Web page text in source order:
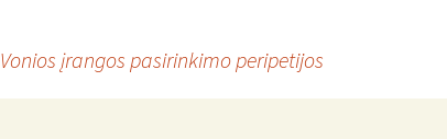
Vonios įrangos pasirinkimo peripetijos